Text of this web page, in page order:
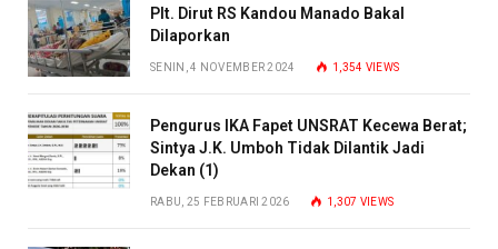
Plt. Dirut RS Kandou Manado Bakal
Dilaporkan
SENIN, 4 NOVEMBER 2024 1,354 VIEWS
Pengurus IKA Fapet UNSRAT Kecewa Berat;
Sintya J.K. Umboh Tidak Dilantik Jadi
Dekan (1)
RABU, 25 FEBRUARI 2026 1,307 VIEWS